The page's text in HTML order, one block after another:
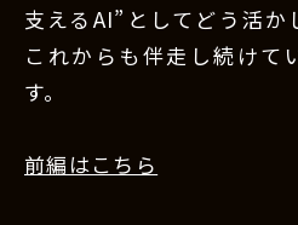
支えるAI”としてどう活か
これからも伴走し続けて
す。
前編はこちら